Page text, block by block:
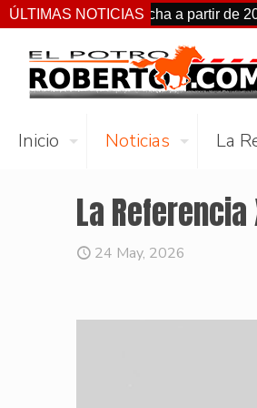
ÚLTIMAS NOTICIAS
de fecha a partir de 2027
Inicio Noticias La
La
24 May, 2026